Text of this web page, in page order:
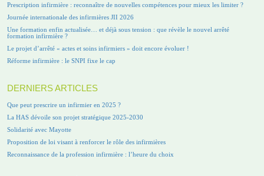
Prescription infirmière : reconnaître de nouvelles compétences pour mieux les limiter ?
Journée internationale des infirmières JII 2026
Une formation enfin actualisée… et déjà sous tension : que révèle le nouvel arrêté
formation infirmière ?
Le projet d’arrêté « actes et soins infirmiers » doit encore évoluer !
Réforme infirmière : le SNPI fixe le cap
DERNIERS ARTICLES
Que peut prescrire un infirmier en 2025 ?
La HAS dévoile son projet stratégique 2025-2030
Solidarité avec Mayotte
Proposition de loi visant à renforcer le rôle des infirmières
Reconnaissance de la profession infirmière : l’heure du choix